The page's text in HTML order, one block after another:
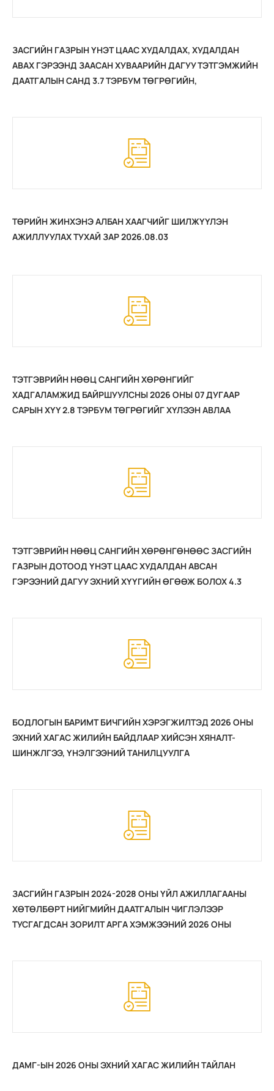
ЗАСГИЙН ГАЗРЫН ҮНЭТ ЦААС ХУДАЛДАХ, ХУДАЛДАН
АВАХ ГЭРЭЭНД ЗААСАН ХУВААРИЙН ДАГУУ ТЭТГЭМЖИЙН
ДААТГАЛЫН САНД 3.7 ТЭРБУМ ТӨГРӨГИЙН,
ТЭРБУМ ТӨГРӨГӨӨР НИЙГМИЙН ДААТГАЛЫН САНГИЙН
ХӨРӨНГИЙГ ӨСГӨӨД БАЙНА /2026.08.06/
ТӨРИЙН ЖИНХЭНЭ АЛБАН ХААГЧИЙГ ШИЛЖҮҮЛЭН
АЖИЛЛУУЛАХ ТУХАЙ ЗАР 2026.08.03
ТЭТГЭВРИЙН НӨӨЦ САНГИЙН ХӨРӨНГИЙГ
ХАДГАЛАМЖИД БАЙРШУУЛСНЫ 2026 ОНЫ 07 ДУГААР
САРЫН ХҮҮ 2.8 ТЭРБУМ ТӨГРӨГИЙГ ХҮЛЭЭН АВЛАА
ТЭТГЭВРИЙН НӨӨЦ САНГИЙН ХӨРӨНГӨНӨӨС ЗАСГИЙН
ГАЗРЫН ДОТООД ҮНЭТ ЦААС ХУДАЛДАН АВСАН
ГЭРЭЭНИЙ ДАГУУ ЭХНИЙ ХҮҮГИЙН ӨГӨӨЖ БОЛОХ 4.3
БОДЛОГЫН БАРИМТ БИЧГИЙН ХЭРЭГЖИЛТЭД 2026 ОНЫ
ЭХНИЙ ХАГАС ЖИЛИЙН БАЙДЛААР ХИЙСЭН ХЯНАЛТ-
ШИНЖЛГЭЭ, ҮНЭЛГЭЭНИЙ ТАНИЛЦУУЛГА
ЗАСГИЙН ГАЗРЫН 2024-2028 ОНЫ ҮЙЛ АЖИЛЛАГААНЫ
ХӨТӨЛБӨРТ НИЙГМИЙН ДААТГАЛЫН ЧИГЛЭЛЭЭР
ТУСГАГДСАН ЗОРИЛТ АРГА ХЭМЖЭЭНИЙ 2026 ОНЫ
ДАМГ-ЫН 2026 ОНЫ ЭХНИЙ ХАГАС ЖИЛИЙН ТАЙЛАН